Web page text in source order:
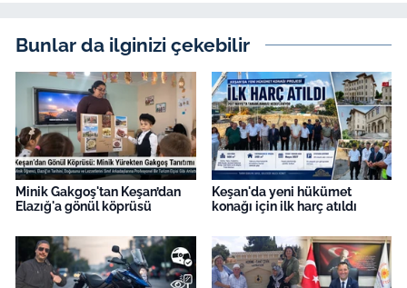
Bunlar da ilginizi çekebilir
Minik Gakgoş'tan Keşan’dan
Elazığ'a gönül köprüsü
Keşan'da yeni hükümet
konağı için ilk harç atıldı
English News
Canlı Maç
Finans
Genel-A
Gündem-Eğitim